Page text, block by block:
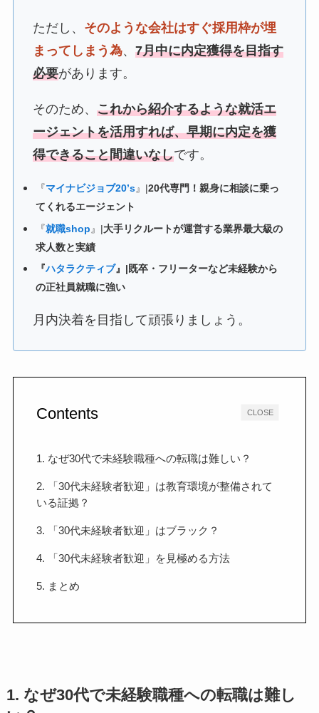
ただし、 そのような会社はすぐ採用枠が埋
まってしまう為、 7月中に内定獲得を目指す
必要があります。
そのため、 これから紹介するような就活エ
ージェントを活用すれば、早期に内定を獲
得できること間違いなしです。
『マイナビジョブ20’s』|20代専門！親身に相談に乗っ
てくれるエージェント
『就職shop 』|大手リクルートが運営する業界最大級の
求人数と実績
『ハタラクティブ』|既卒・フリーターなど未経験から
の正社員就職に強い
月内決着を目指して頑張りましょう。
CLOSE
Contents
1. なぜ30代で未経験職種への転職は難しい？
2. 「30代未経験者歓迎」は教育環境が整備されて
いる証拠？
3. 「30代未経験者歓迎」はブラック？
4. 「30代未経験者歓迎」を見極める方法
5. まとめ
1. なぜ30代で未経験職種への転職は難し